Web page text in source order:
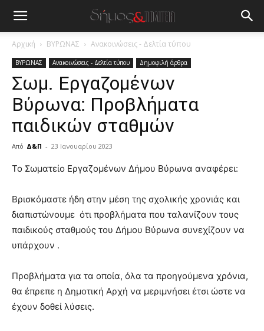
Αρχική ΒΥΡΩΝΑΣ Ανακοινώσεις - Δελτία τύπου
ΒΥΡΩΝΑΣ Ανακοινώσεις - Δελτία τύπου Δημοφιλή άρθρα
Σωμ. Εργαζομένων
Βύρωνα: Προβλήματα
παιδικών σταθμών
Από Δ&Π - 23 Ιανουαρίου 2023
blonde
hot
cam
show.desi
xxx
teaches
you
the
Το Σωματείο Eργαζομένων Δήμου Βύρωνα αναφέρει:
Βρισκόμαστε ήδη στην μέση της σχολικής χρονιάς και
διαπιστώνουμε ότι προβλήματα που ταλανίζουν τους
παιδικούς σταθμούς του Δήμου Βύρωνα συνεχίζουν να
υπάρχουν .
Προβλήματα για τα οποία, όλα τα προηγούμενα χρόνια,
θα έπρεπε η Δημοτική Αρχή να μεριμνήσει έτσι ώστε να
έχουν δοθεί λύσεις.